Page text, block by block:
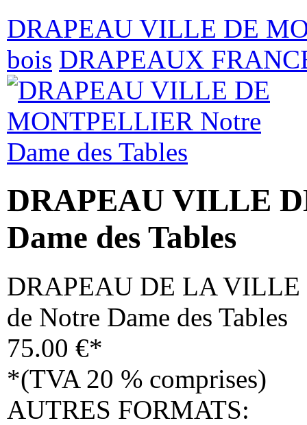
DRAPEAU VILLE DE
bois DRAPEAUX
DRAPEAU VILLE
Dame des Tables
DRAPEAU DE LA VILLE
de Notre Dame des Tables
75.00 €*
*(TVA 20 % comprises)
AUTRES FORMATS: